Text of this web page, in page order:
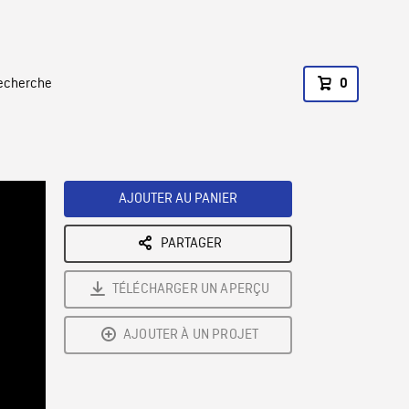
0
AJOUTER AU PANIER
PARTAGER
TÉLÉCHARGER UN APERÇU
AJOUTER À UN PROJET